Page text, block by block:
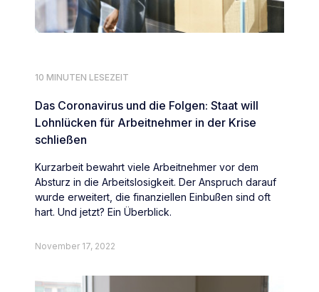
10 MINUTEN LESEZEIT
Das Coronavirus und die Folgen: Staat will
Lohnlücken für Arbeitnehmer in der Krise
schließen
Kurzarbeit bewahrt viele Arbeitnehmer vor dem
Absturz in die Arbeitslosigkeit. Der Anspruch darauf
wurde erweitert, die finanziellen Einbußen sind oft
hart. Und jetzt? Ein Überblick.
November 17, 2022